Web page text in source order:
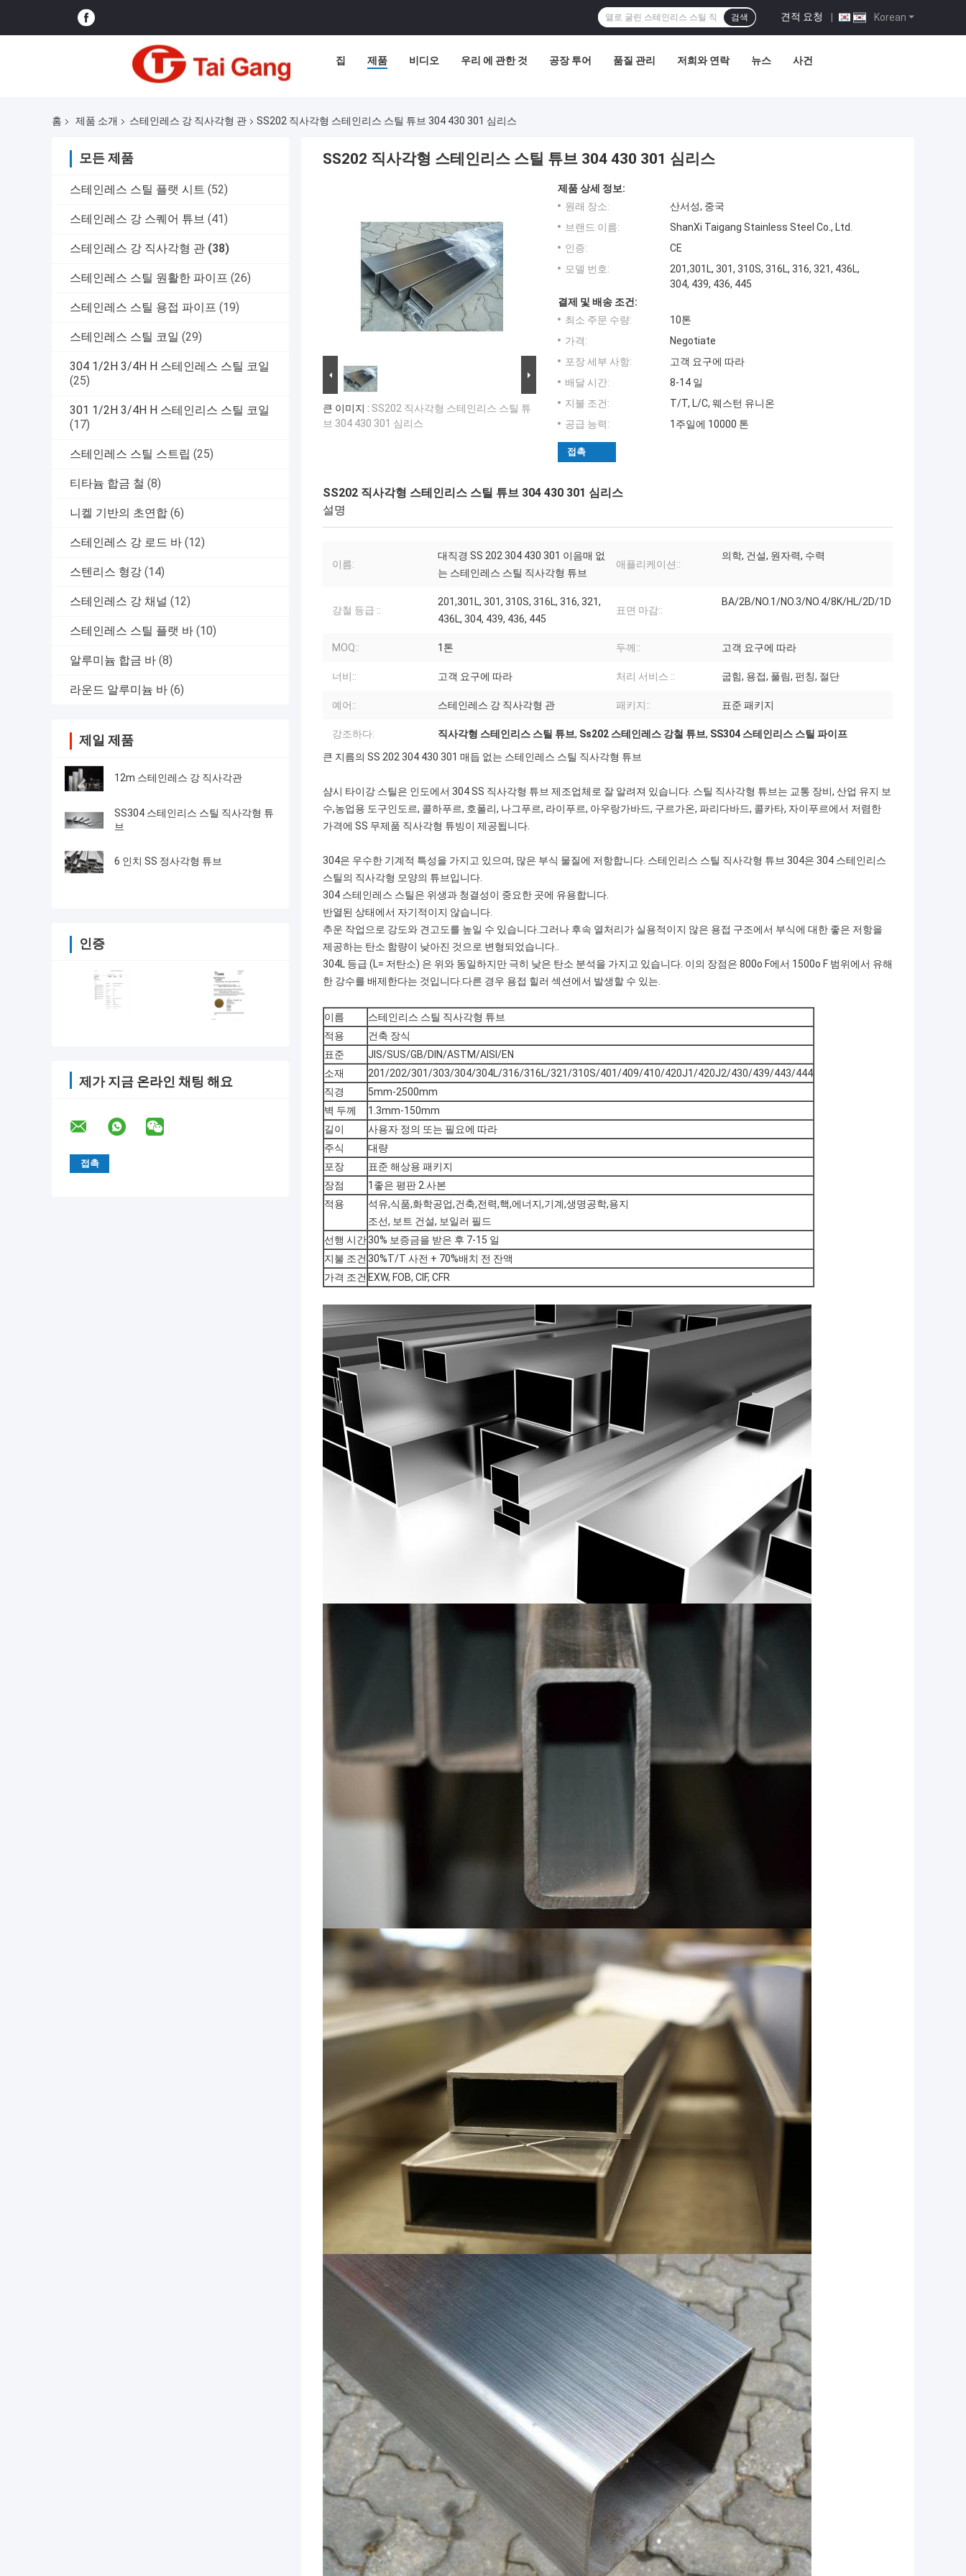
Korean
견적 요청 |
검색
집 제품 비디오 우리 에 관한 것 공장 투어 품질 관리 저희와 연락 뉴스 사건
홈 제품 소개 스테인레스 강 직사각형 관 SS202 직사각형 스테인리스 스틸 튜브 304 430 301 심리스
모든 제품
스테인레스 스틸 플랫 시트 (52)
스테인레스 강 스퀘어 튜브 (41)
스테인레스 강 직사각형 관 (38)
스테인레스 스틸 원활한 파이프 (26)
스테인레스 스틸 용접 파이프 (19)
스테인레스 스틸 코일 (29)
304 1/2H 3/4H H 스테인레스 스틸 코일
(25)
301 1/2H 3/4H H 스테인리스 스틸 코일
(17)
스테인레스 스틸 스트립 (25)
티타늄 합금 철 (8)
니켈 기반의 초연합 (6)
스테인레스 강 로드 바 (12)
스텐리스 형강 (14)
스테인레스 강 채널 (12)
스테인레스 스틸 플랫 바 (10)
알루미늄 합금 바 (8)
라운드 알루미늄 바 (6)
제일 제품
12m 스테인레스 강 직사각관
SS304 스테인리스 스틸 직사각형 튜
브
6 인치 SS 정사각형 튜브
인증
제가 지금 온라인 채팅 해요
SS202 직사각형 스테인리스 스틸 튜브 304 430 301 심리스
큰 이미지 : SS202 직사각형 스테인리스 스틸 튜
브 304 430 301 심리스
제품 상세 정보:
원래 장소:
산서성, 중국
브랜드 이름:
ShanXi Taigang Stainless Steel Co., Ltd.
인증:
CE
모델 번호:
201,301L, 301, 310S, 316L, 316, 321, 436L,
304, 439, 436, 445
결제 및 배송 조건:
최소 주문 수량:
10톤
가격:
Negotiate
포장 세부 사항:
고객 요구에 따라
배달 시간:
8-14 일
지불 조건:
T/T, L/C, 웨스턴 유니온
공급 능력:
1주일에 10000 톤
접촉
SS202 직사각형 스테인리스 스틸 튜브 304 430 301 심리스
설명
이름:
대직경 SS 202 304 430 301 이음매 없
는 스테인레스 스틸 직사각형 튜브
애플리케이션::
의학, 건설, 원자력, 수력
강철 등급 ::
201,301L, 301, 310S, 316L, 316, 321,
436L, 304, 439, 436, 445
표면 마감::
BA/2B/NO.1/NO.3/NO.4/8K/HL/2D/1D
MOQ:: 1톤 두께:: 고객 요구에 따라
너비:: 고객 요구에 따라 처리 서비스 :: 굽힘, 용접, 풀림, 펀칭, 절단
예어:: 스테인레스 강 직사각형 관 패키지:: 표준 패키지
강조하다: 직사각형 스테인리스 스틸 튜브, Ss202 스테인레스 강철 튜브, SS304 스테인리스 스틸 파이프
큰 지름의 SS 202 304 430 301 매듭 없는 스테인레스 스틸 직사각형 튜브
샴시 타이강 스틸은 인도에서 304 SS 직사각형 튜브 제조업체로 잘 알려져 있습니다. 스틸 직사각형 튜브는 교통 장비, 산업 유지 보
수,농업용 도구인도르, 콜하푸르, 호폴리, 나그푸르, 라이푸르, 아우랑가바드, 구르가온, 파리다바드, 콜카타, 자이푸르에서 저렴한
가격에 SS 무제품 직사각형 튜빙이 제공됩니다.
304은 우수한 기계적 특성을 가지고 있으며, 많은 부식 물질에 저항합니다. 스테인리스 스틸 직사각형 튜브 304은 304 스테인리스
스틸의 직사각형 모양의 튜브입니다.
304 스테인레스 스틸은 위생과 청결성이 중요한 곳에 유용합니다.
반열된 상태에서 자기적이지 않습니다.
추운 작업으로 강도와 견고도를 높일 수 있습니다.그러나 후속 열처리가 실용적이지 않은 용접 구조에서 부식에 대한 좋은 저항을
제공하는 탄소 함량이 낮아진 것으로 변형되었습니다..
304L 등급 (L= 저탄소) 은 위와 동일하지만 극히 낮은 탄소 분석을 가지고 있습니다. 이의 장점은 800o F에서 1500o F 범위에서 유해
한 강수를 배제한다는 것입니다.다른 경우 용접 힐러 섹션에서 발생할 수 있는.
이름
스테인리스 스틸 직사각형 튜브
적용
건축 장식
표준
JIS/SUS/GB/DIN/ASTM/AISI/EN
소재
201/202/301/303/304/304L/316/316L/321/310S/401/409/410/420J1/420J2/430/439/443/444
직경
5mm-2500mm
벽 두께
1.3mm-150mm
길이
사용자 정의 또는 필요에 따라
주식
대량
포장
표준 해상용 패키지
장점
1좋은 평판 2.사본
적용
석유,식품,화학공업,건축,전력,핵,에너지,기계,생명공학,용지
조선, 보트 건설, 보일러 필드
선행 시간30% 보증금을 받은 후 7-15 일
지불 조건 30%T/T 사전 + 70%배치 전 잔액
가격 조건 EXW, FOB, CIF, CFR